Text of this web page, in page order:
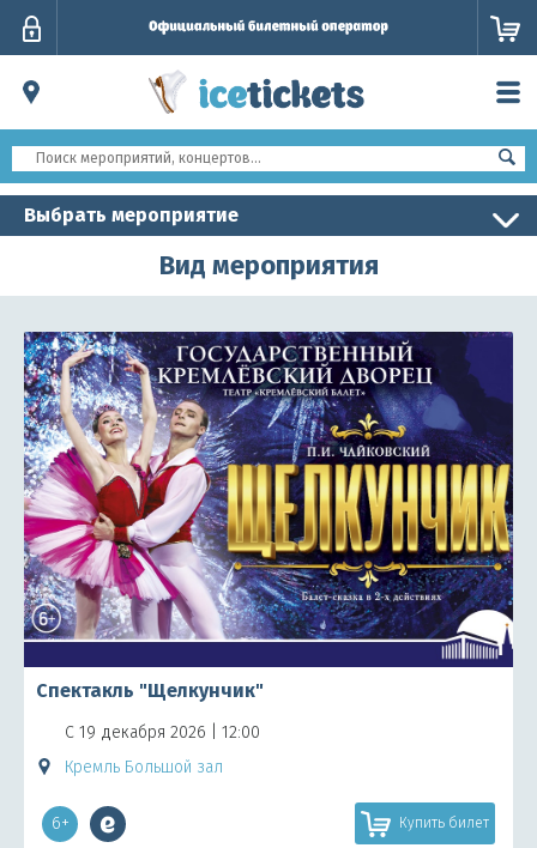
Выбрать мероприятие
Вид мероприятия
Спектакль "Щелкунчик"
С 19 декабря 2026 | 12:00
Кремль Большой зал
6+ Купить билет